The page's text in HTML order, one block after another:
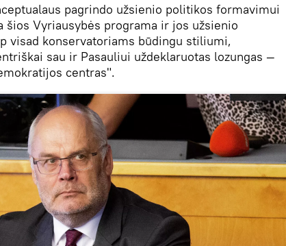
pagrindo užsienio politikos formavimui
šios Vyriausybės programa ir jos užsienio
visad konservatoriams būdingu stiliumi,
sau ir Pasauliui uždeklaruotas lozungas —
centras".